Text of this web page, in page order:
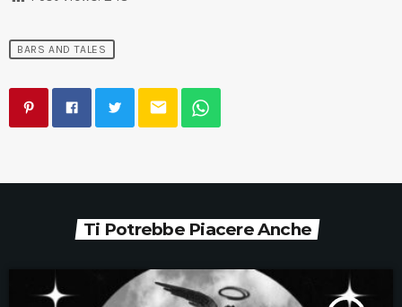
BARS AND TALES
email
Ti Potrebbe Piacere Anche